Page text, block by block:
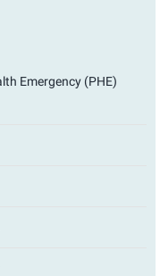
Emergency (PHE)